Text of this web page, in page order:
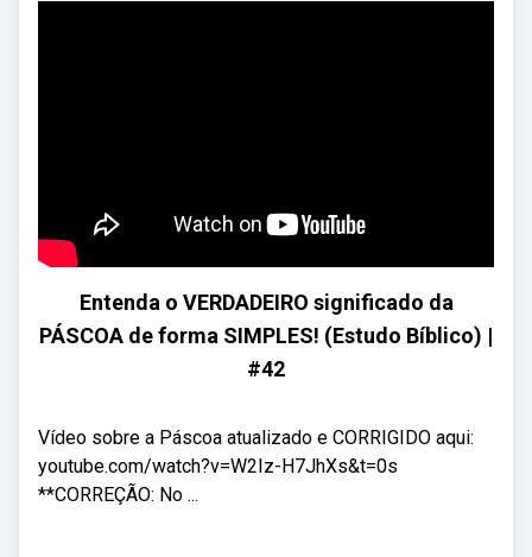
Entenda o VERDADEIRO significado da
PÁSCOA de forma SIMPLES! (Estudo Bíblico) |
#42
Vídeo sobre a Páscoa atualizado e CORRIGIDO aqui:
youtube.com/watch?v=W2Iz-H7JhXs&t=0s
**CORREÇÃO: No ...